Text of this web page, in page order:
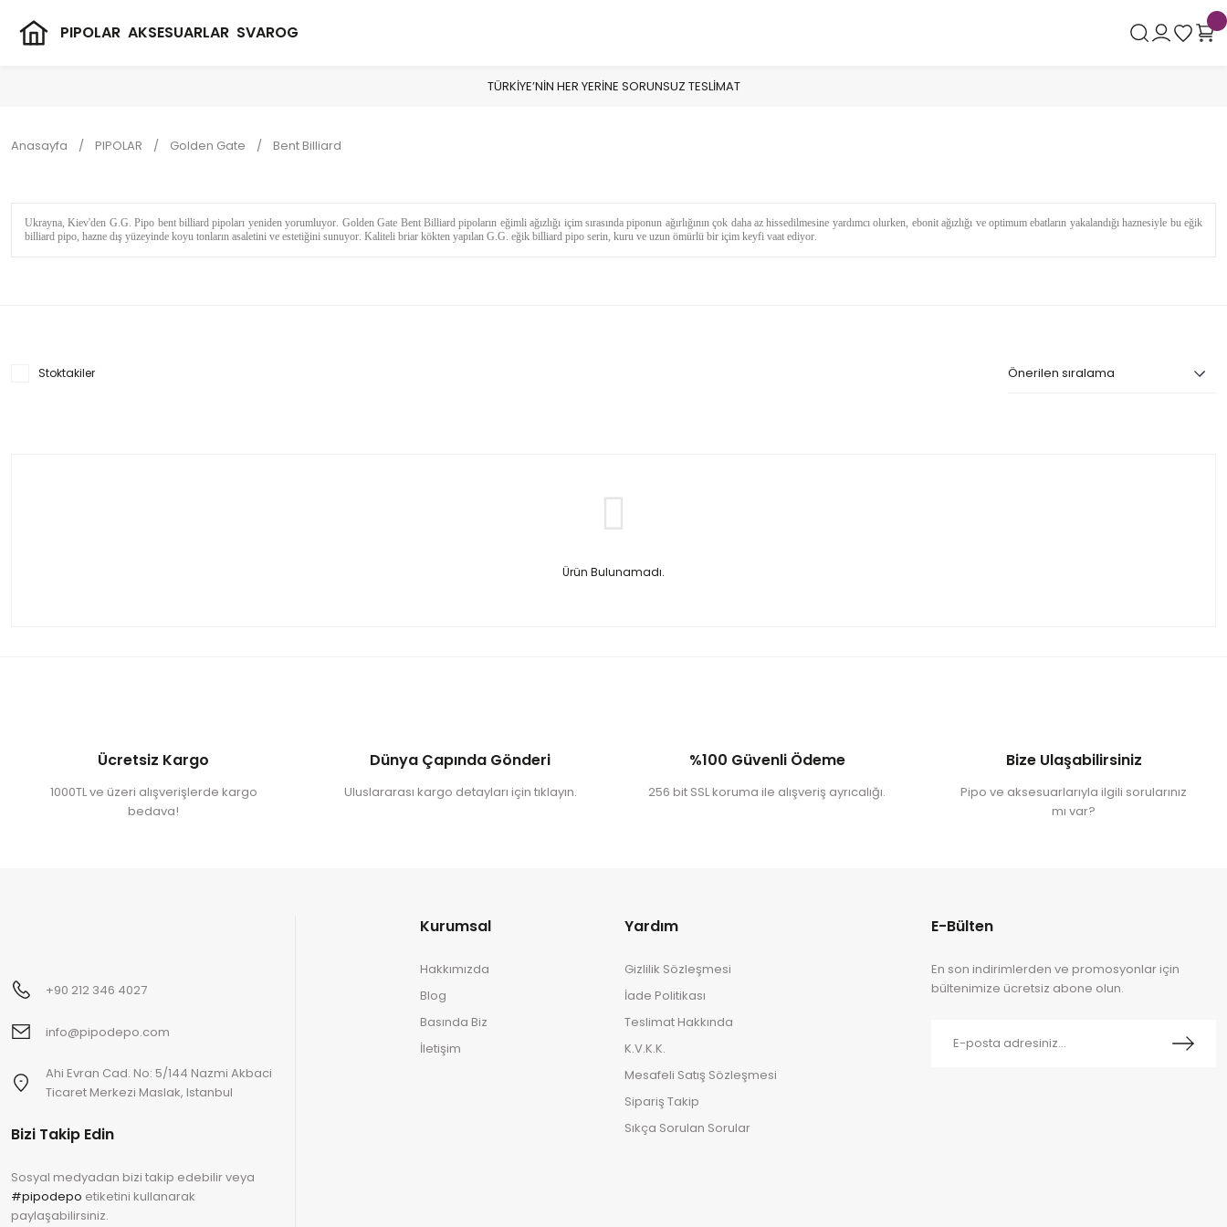
PIPOLAR AKSESUARLAR SVAROG
TÜRKİYE’NİN HER YERİNE SORUNSUZ TESLİMAT
Anasayfa PIPOLAR Golden Gate Bent Billiard
Ukrayna, Kiev'den G.G. Pipo bent billiard pipoları yeniden yorumluyor. Golden Gate Bent Billiard pipoların eğimli ağızlığı içim sırasında piponun ağırlığının çok daha az hissedilmesine yardımcı olurken, ebonit ağızlığı ve optimum ebatların yakalandığı haznesiyle bu eğik
billiard pipo, hazne dış yüzeyinde koyu tonların asaletini ve estetiğini sunuyor. Kaliteli briar kökten yapılan G.G. eğik billiard pipo serin, kuru ve uzun ömürlü bir içim keyfi vaat ediyor.
Stoktakiler
Ürün Bulunamadı.
Ücretsiz Kargo
1000TL ve üzeri alışverişlerde kargo
bedava!
Dünya Çapında Gönderi
Uluslararası kargo detayları için tıklayın.
%100 Güvenli Ödeme
256 bit SSL koruma ile alışveriş ayrıcalığı.
Bize Ulaşabilirsiniz
Pipo ve aksesuarlarıyla ilgili sorularınız
mı var?
+90 212 346 4027
info@pipodepo.com
Ahi Evran Cad. No: 5/144 Nazmi Akbaci
Ticaret Merkezi Maslak, Istanbul
Bizi Takip Edin
Sosyal medyadan bizi takip edebilir veya
#pipodepo etiketini kullanarak
paylaşabilirsiniz.
Kurumsal
Hakkımızda
Blog
Basında Biz
İletişim
Yardım
Gizlilik Sözleşmesi
İade Politikası
Teslimat Hakkında
K.V.K.K.
Mesafeli Satış Sözleşmesi
Sipariş Takip
Sıkça Sorulan Sorular
E-Bülten
En son indirimlerden ve promosyonlar için
bültenimize ücretsiz abone olun.